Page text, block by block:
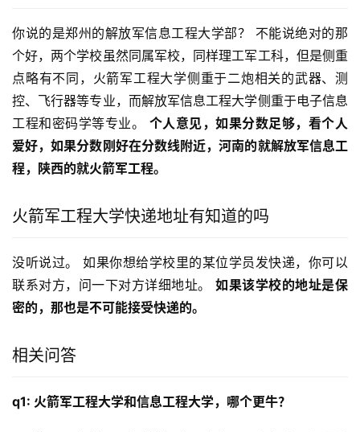
你说的是郑州的解放军信息工程大学部？ 不能说绝对的那
个好，两个学校虽然同属军校，同样理工军工科，但是侧重
点略有不同，火箭军工程大学侧重于二炮相关的武器、测
控、飞行器等专业，而解放军信息工程大学侧重于电子信息
工程和密码学等专业。 个人意见，如果分数足够，看个人
爱好，如果分数刚好在分数线附近，河南的就解放军信息工
程，陕西的就火箭军工程。
火箭军工程大学快递地址有知道的吗
没听说过。 如果你想给学校里的某位学员发快递，你可以
联系对方，问一下对方详细地址。 如果该学校的地址是保
密的，那也是不可能接受快递的。
相关问答
q1: 火箭军工程大学和信息工程大学，哪个更牛？